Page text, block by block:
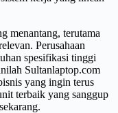
menantang, terutama
Perusahaan
spesifikasi tinggi
Sultanlaptop.com
yang ingin terus
terbaik yang sanggup